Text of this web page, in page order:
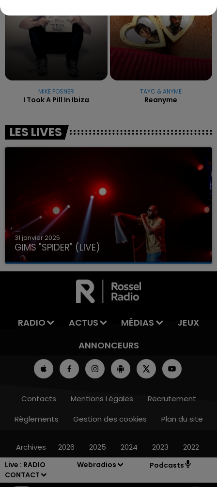
Live : RADIO
CONTACT
Webradios Podcasts
MIKE POSNER
I Took A Pill In Ibiza
TAYC & ANYME
Reanyme
LES LIVES
31 janvier 2025
GIMS "SPIDER" (LIVE)
RADIO ACTUS MÉDIAS
JEUX
ANNONCEURS
Contacts Mentions Légales
Recrutement
Règlements
Gestion des cookies Plan du site
Archives 2026 2025 2024 2023 2022